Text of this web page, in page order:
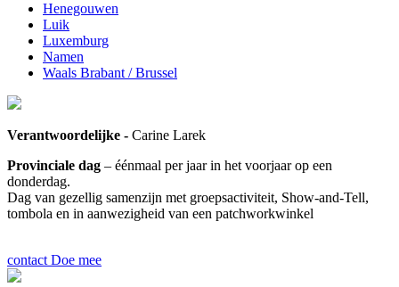
Henegouwen
Luik
Luxemburg
Namen
Waals Brabant / Brussel
Verantwoordelijke - Carine Larek
Provinciale dag – éénmaal per jaar in het voorjaar op een
donderdag.
Dag van gezellig samenzijn met groepsactiviteit, Show-and-Tell,
tombola en in aanwezigheid van een patchworkwinkel
contact Doe mee